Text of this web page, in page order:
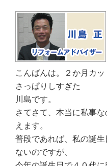
こんばんは。２か月カッ
さっぱりしすぎた
川島です。
さてさて、本当に私事
えます。
普段であれば、私の誕
ないのですが、